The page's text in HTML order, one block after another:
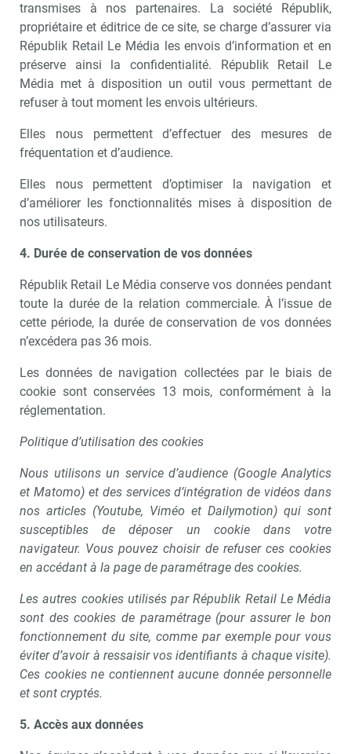
transmises à nos partenaires. La société Républik,
propriétaire et éditrice de ce site, se charge d’assurer via
Républik Retail Le Média les envois d’information et en
préserve ainsi la confidentialité. Républik Retail Le
Média met à disposition un outil vous permettant de
refuser à tout moment les envois ultérieurs.
Elles nous permettent d’effectuer des mesures de
fréquentation et d’audience.
Elles nous permettent d’optimiser la navigation et
d’améliorer les fonctionnalités mises à disposition de
nos utilisateurs.
4. Durée de conservation de vos données
Républik Retail Le Média conserve vos données pendant
toute la durée de la relation commerciale. À l’issue de
cette période, la durée de conservation de vos données
n’excédera pas 36 mois.
Les données de navigation collectées par le biais de
cookie sont conservées 13 mois, conformément à la
réglementation.
Politique d’utilisation des cookies
Nous utilisons un service d’audience (Google Analytics
et Matomo) et des services d’intégration de vidéos dans
nos articles (Youtube, Viméo et Dailymotion) qui sont
susceptibles de déposer un cookie dans votre
navigateur. Vous pouvez choisir de refuser ces cookies
en accédant à la page de paramétrage des cookies.
Les autres cookies utilisés par Républik Retail Le Média
sont des cookies de paramétrage (pour assurer le bon
fonctionnement du site, comme par exemple pour vous
éviter d’avoir à ressaisir vos identifiants à chaque visite).
Ces cookies ne contiennent aucune donnée personnelle
et sont cryptés.
5. Accès aux données